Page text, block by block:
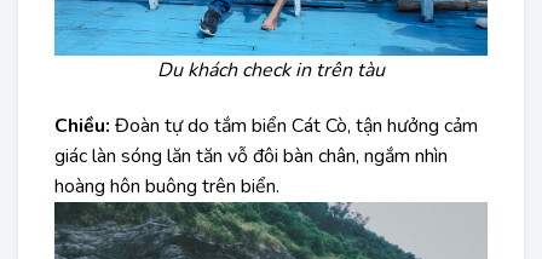
Du khách check in trên tàu
Chiều: Đoàn tự do tắm biển Cát Cò, tận hưởng cảm
giác làn sóng lăn tăn vỗ đôi bàn chân, ngắm nhìn
hoàng hôn buông trên biển.